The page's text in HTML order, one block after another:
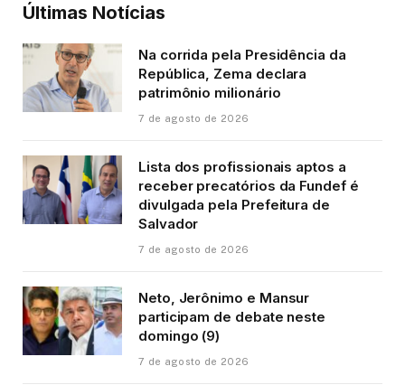
Últimas Notícias
Na corrida pela Presidência da
República, Zema declara
patrimônio milionário
7 de agosto de 2026
Lista dos profissionais aptos a
receber precatórios da Fundef é
divulgada pela Prefeitura de
Salvador
7 de agosto de 2026
Neto, Jerônimo e Mansur
participam de debate neste
domingo (9)
7 de agosto de 2026